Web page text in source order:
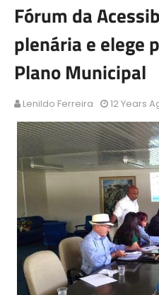
Fórum da
plenária e elege
Plano Municipal
Lenildo Ferreira 12 Years